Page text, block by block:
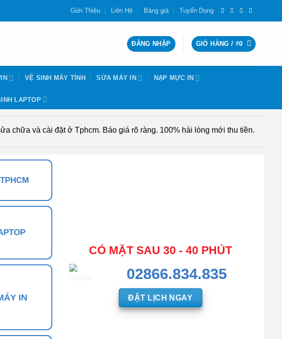
Giới Thiệu Liên Hệ Bảng giá Tuyển Dụng
ĐĂNG NHẬP GIỎ HÀNG / ₫0
VỆ SINH MÁY TÍNH SỬA MÁY IN NẠP MỰC IN
LAPTOP
chữa và cài đặt ở Tphcm. Báo giá rõ ràng. 100% hài lòng mới thu tiền.
IN
CÓ MẶT SAU 30 - 40 PHÚT
02866.834.835
ĐẶT LỊCH NGAY